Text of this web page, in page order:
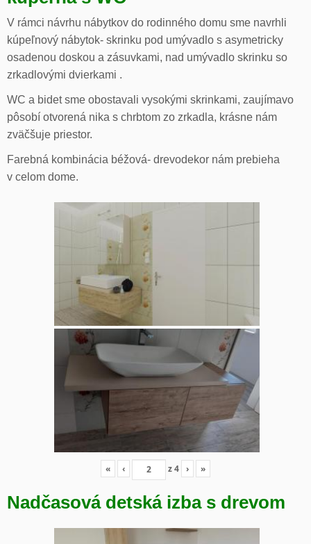
V rámci návrhu nábytkov do rodinného domu sme navrhli
kúpeľnový nábytok- skrinku pod umývadlo s asymetricky
osadenou doskou a zásuvkami, nad umývadlo skrinku so
zrkadlovými dvierkami .
WC a bidet sme obostavali vysokými skrinkami, zaujímavo
pôsobí otvorená nika s chrbtom zo zrkadla, krásne nám
zväčšuje priestor.
Farebná kombinácia béžová- drevodekor nám prebieha
v celom dome.
« ‹ z4 › »
Nadčasová detská izba s drevom